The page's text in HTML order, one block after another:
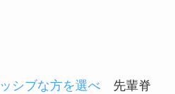
シブな方を選べ先輩脊